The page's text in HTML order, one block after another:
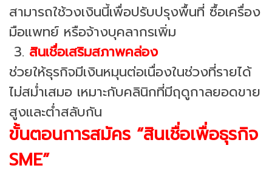
สามารถใช้วงเงินนี้เพื่อปรับปรุงพื้นที่ ซื้อเครื่อง
มือแพทย์ หรือจ้างบุคลากรเพิ่ม
3. สินเชื่อเสริมสภาพคล่อง
ช่วยให้ธุรกิจมีเงินหมุนต่อเนื่องในช่วงที่รายได้
ไม่สม่ำเสมอ เหมาะกับคลินิกที่มีฤดูกาลยอดขาย
สูงและต่ำสลับกัน
ขั้นตอนการสมัคร “สินเชื่อเพื่อธุรกิจ
SME”